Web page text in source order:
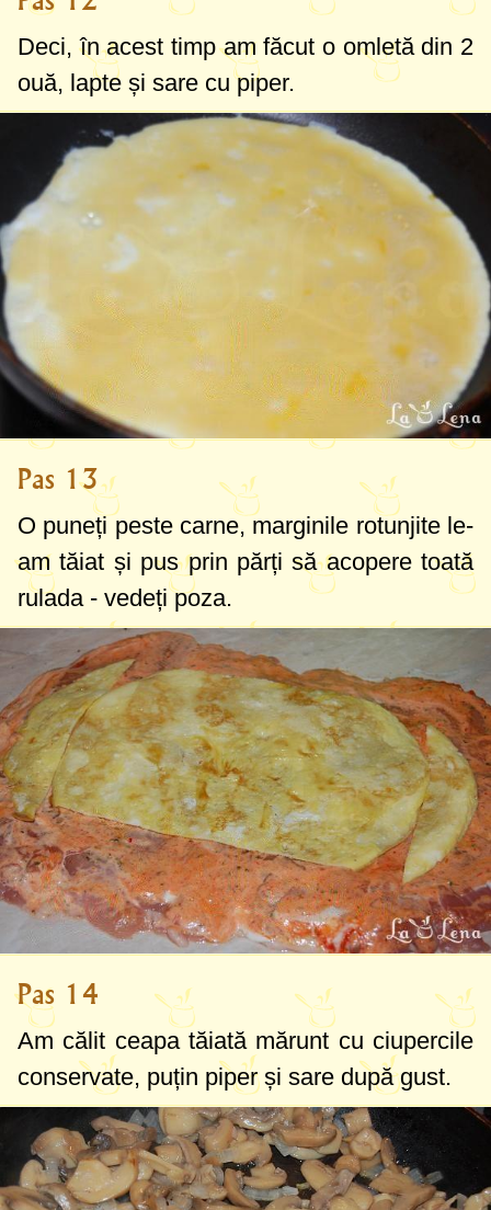
Deci, în acest timp am făcut o omletă din 2
ouă, lapte și sare cu piper.
Pas 13
O puneți peste carne, marginile rotunjite le-
am tăiat și pus prin părți să acopere toată
rulada - vedeți poza.
Pas 14
Am călit ceapa tăiată mărunt cu ciupercile
conservate, puțin piper și sare după gust.